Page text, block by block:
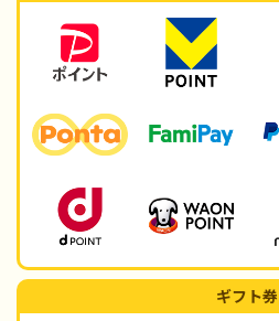
ギフト券